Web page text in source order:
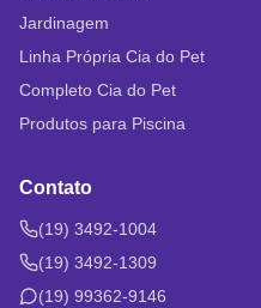
Jardinagem
Linha Própria Cia do Pet
Completo Cia do Pet
Produtos para Piscina
Contato
(19) 3492-1004
(19) 3492-1309
(19) 99362-9146